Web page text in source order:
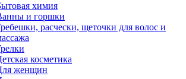
химия
и горшки
расчески, щеточки для волос и
косметика
женщин